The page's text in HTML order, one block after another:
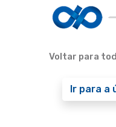
Voltar para
Ir para a